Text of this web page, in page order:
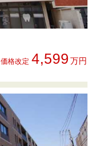
価格改定 4,599万円